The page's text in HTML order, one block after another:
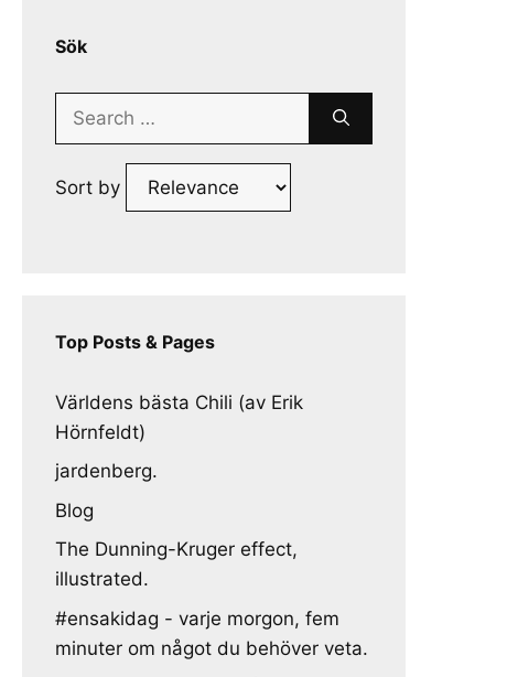
Sök
Search
Sort by
Top Posts & Pages
Världens bästa Chili (av Erik
Hörnfeldt)
jardenberg.
Blog
The Dunning-Kruger effect,
illustrated.
#ensakidag - varje morgon, fem
minuter om något du behöver veta.